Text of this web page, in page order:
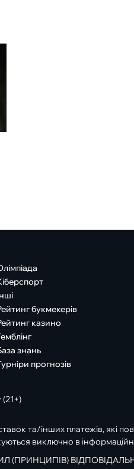
букмекерів
казино
знань
прогнозів
та/інших платежів, які
виключно в
(ПРИНЦИПІВ)